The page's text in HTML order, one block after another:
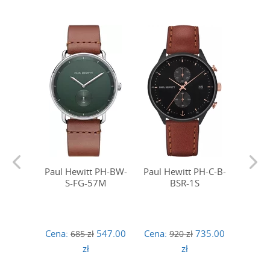
Paul Hewitt PH-BW-
S-FG-57M
Cena: 685 zł 547.00
zł
Paul Hewitt PH-C-B-
BSR-1S
Cena: 920 zł 735.00
zł
Paul